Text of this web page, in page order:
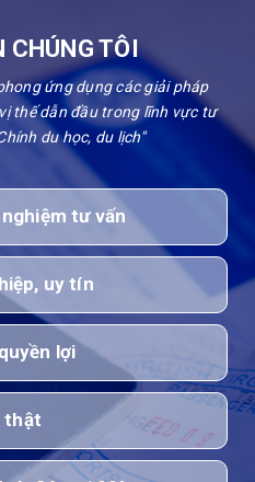
CHÚNG TÔI
ứng dụng các giải pháp
thế dẫn đầu trong lĩnh vực tư
du học, du lịch"
tư vấn
uy tín
lợi
thật